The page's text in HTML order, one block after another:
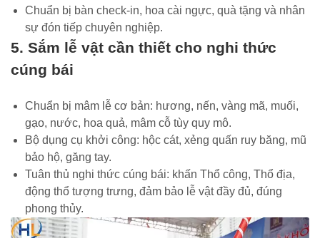
Chuẩn bị bàn check-in, hoa cài ngực, quà tặng và nhân
sự đón tiếp chuyên nghiệp.
5. Sắm lễ vật cần thiết cho nghi thức
cúng bái
Chuẩn bị mâm lễ cơ bản: hương, nến, vàng mã, muối,
gạo, nước, hoa quả, mâm cỗ tùy quy mô.
Bộ dụng cụ khởi công: hộc cát, xẻng quấn ruy băng, mũ
bảo hộ, găng tay.
Tuân thủ nghi thức cúng bái: khấn Thổ công, Thổ địa,
động thổ tượng trưng, đảm bảo lễ vật đầy đủ, đúng
phong thủy.